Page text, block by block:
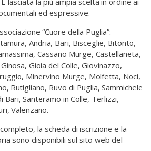
ed espressive.
“Cuore della Puglia”:
Andria, Bari, Bisceglie, Bitonto,
Cassano Murge, Castellaneta,
Gioia del Colle, Giovinazzo,
Minervino Murge, Molfetta, Noci,
Rutigliano, Ruvo di Puglia, Sammichele
Bari, Santeramo in Colle, Terlizzi,
Valenzano.
la scheda di iscrizione e la
sono disponibili sul sito web del